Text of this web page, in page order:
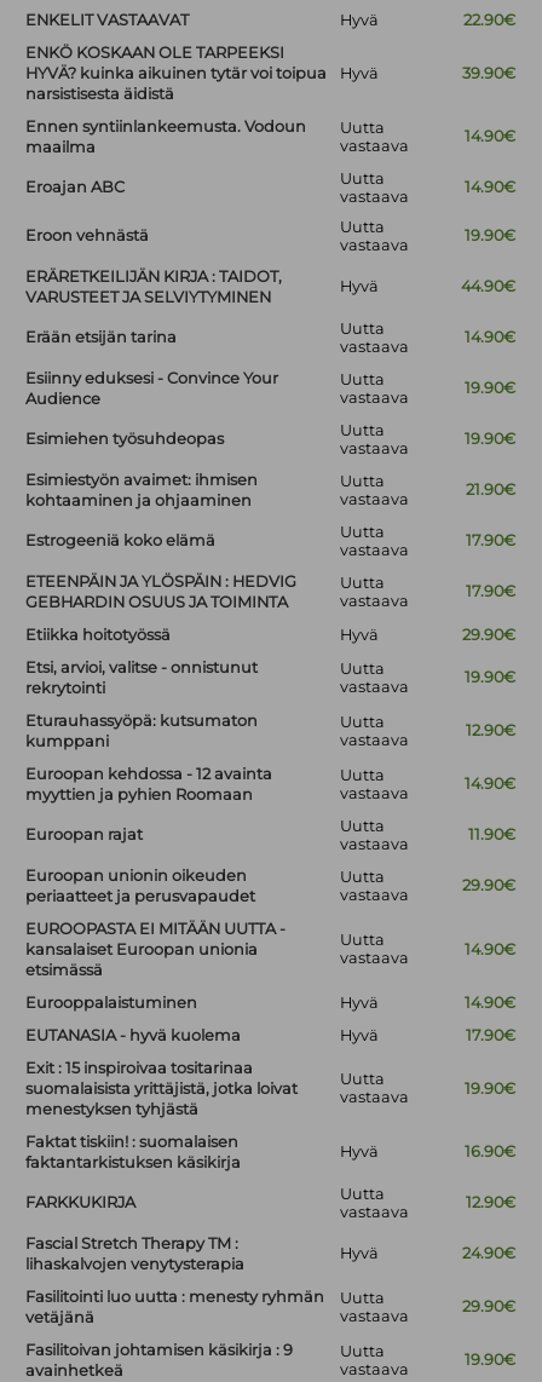
ENKELIT VASTAAVAT Hyvä
22.90€
ENKÖ KOSKAAN OLE TARPEEKSI
HYVÄ? kuinka aikuinen tytär voi toipua
narsistisesta äidistä
Hyvä 39.90€
Ennen syntiinlankeemusta. Vodoun
maailma
Uutta
vastaava
14.90€
Eroajan ABC
Uutta
vastaava
14.90€
Eroon vehnästä
Uutta
vastaava
19.90€
ERÄRETKEILIJÄN KIRJA : TAIDOT,
VARUSTEET JA SELVIYTYMINEN
Hyvä 44.90€
Erään etsijän tarina
Uutta
vastaava
14.90€
Esiinny eduksesi - Convince Your
Audience
Uutta
vastaava
19.90€
Esimiehen työsuhdeopas
Uutta
vastaava
19.90€
Esimiestyön avaimet: ihmisen
kohtaaminen ja ohjaaminen
Uutta
vastaava
21.90€
Estrogeeniä koko elämä
Uutta
vastaava
17.90€
ETEENPÄIN JA YLÖSPÄIN : HEDVIG
GEBHARDIN OSUUS JA TOIMINTA
Uutta
vastaava
17.90€
Etiikka hoitotyössä Hyvä
29.90€
Etsi, arvioi, valitse - onnistunut
rekrytointi
Uutta
vastaava
19.90€
Eturauhassyöpä: kutsumaton
kumppani
Uutta
vastaava
12.90€
Euroopan kehdossa - 12 avainta
myyttien ja pyhien Roomaan
Uutta
vastaava
14.90€
Euroopan rajat
Uutta
vastaava
11.90€
Euroopan unionin oikeuden
periaatteet ja perusvapaudet
Uutta
vastaava
29.90€
EUROOPASTA EI MITÄÄN UUTTA -
kansalaiset Euroopan unionia
etsimässä
Uutta
vastaava
14.90€
Eurooppalaistuminen Hyvä
14.90€
EUTANASIA - hyvä kuolema
Hyvä
17.90€
Exit : 15 inspiroivaa tositarinaa
suomalaisista yrittäjistä, jotka loivat
menestyksen tyhjästä
Uutta
vastaava
19.90€
Faktat tiskiin! : suomalaisen
faktantarkistuksen käsikirja
Hyvä 16.90€
FARKKUKIRJA
Uutta
vastaava
12.90€
Fascial Stretch Therapy TM :
lihaskalvojen venytysterapia
Hyvä 24.90€
Fasilitointi luo uutta : menesty ryhmän
vetäjänä
Uutta
vastaava
29.90€
Fasilitoivan johtamisen käsikirja : 9
avainhetkeä
Uutta
vastaava
19.90€